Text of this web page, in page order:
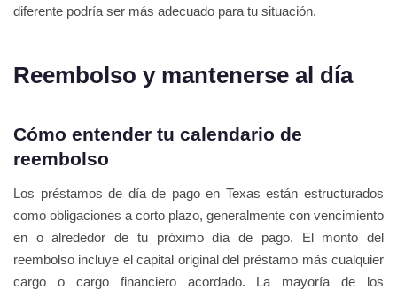
diferente podría ser más adecuado para tu situación.
Reembolso y mantenerse al día
Cómo entender tu calendario de
reembolso
Los préstamos de día de pago en Texas están estructurados
como obligaciones a corto plazo, generalmente con vencimiento
en o alrededor de tu próximo día de pago. El monto del
reembolso incluye el capital original del préstamo más cualquier
cargo o cargo financiero acordado. La mayoría de los